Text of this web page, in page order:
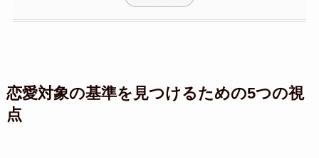
恋愛対象の基準を見つけるための5つの視
点